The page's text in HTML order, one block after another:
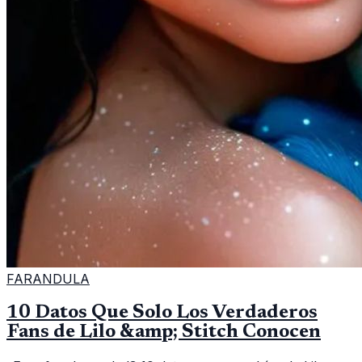
FARANDULA
10 Datos Que Solo Los Verdaderos
Fans de Lilo &amp; Stitch Conocen